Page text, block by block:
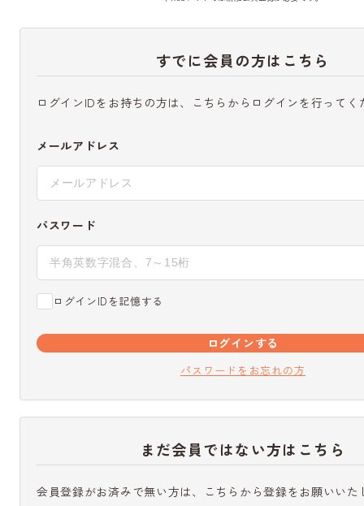
すでに会員の方はこちら
ログインIDをお持ちの方は、こちらからログインを行ってく
メールアドレス
パスワード
ログインIDを記憶する
ログインする
パスワードをお忘れの方
まだ会員ではない方はこちら
会員登録がお済みで無い方は、こちらから登録をお願いいた